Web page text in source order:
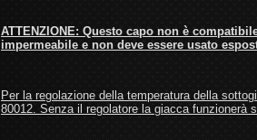
ATTENZIONE: Questo capo non è
impermeabile e non deve essere usato
Per la regolazione della temperatura della
80012. Senza il regolatore la giacca funzionerà